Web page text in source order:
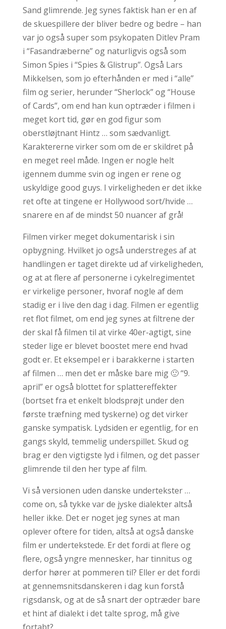
Sand glimrende. Jeg synes faktisk han er en af
de skuespillere der bliver bedre og bedre – han
var jo også super som psykopaten Ditlev Pram
i “Fasandræberne” og naturligvis også som
Simon Spies i “Spies & Glistrup”. Også Lars
Mikkelsen, som jo efterhånden er med i “alle”
film og serier, herunder “Sherlock” og “House
of Cards”, om end han kun optræder i filmen i
meget kort tid, gør en god figur som
oberstløjtnant Hintz … som sædvanligt.
Karaktererne virker som om de er skildret på
en meget reel måde. Ingen er nogle helt
igennem dumme svin og ingen er rene og
uskyldige good guys. I virkeligheden er det ikke
ret ofte at tingene er Hollywood sort/hvide …
snarere en af de mindst 50 nuancer af grå!
Filmen virker meget dokumentarisk i sin
opbygning. Hvilket jo også understreges af at
handlingen er taget direkte ud af virkeligheden,
og at at flere af personerne i cykelregimentet
er virkelige personer, hvoraf nogle af dem
stadig er i live den dag i dag. Filmen er egentlig
ret flot filmet, om end jeg synes at filtrene der
der skal få filmen til at virke 40er-agtigt, sine
steder lige er blevet boostet mere end hvad
godt er. Et eksempel er i barakkerne i starten
af filmen … men det er måske bare mig 🙂 “9.
april” er også blottet for splattereffekter
(bortset fra et enkelt blodsprøjt under den
første træfning med tyskerne) og det virker
ganske sympatisk. Lydsiden er egentlig, for en
gangs skyld, temmelig underspillet. Skud og
brag er den vigtigste lyd i filmen, og det passer
glimrende til den her type af film.
Vi så versionen uden danske undertekster …
come on, så tykke var de jyske dialekter altså
heller ikke. Det er noget jeg synes at man
oplever oftere for tiden, altså at også danske
film er undertekstede. Er det fordi at flere og
flere, også yngre mennesker, har tinnitus og
derfor hører at pommeren til? Eller er det fordi
at gennemsnitsdanskeren i dag kun forstå
rigsdansk, og at de så snart der optræder bare
et hint af dialekt i det talte sprog, må give